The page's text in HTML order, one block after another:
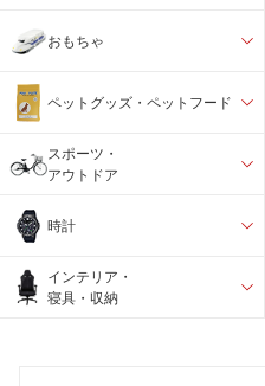
おもちゃ
ペットグッズ・ペットフード
スポーツ・
アウトドア
時計
インテリア・
寝具・収納